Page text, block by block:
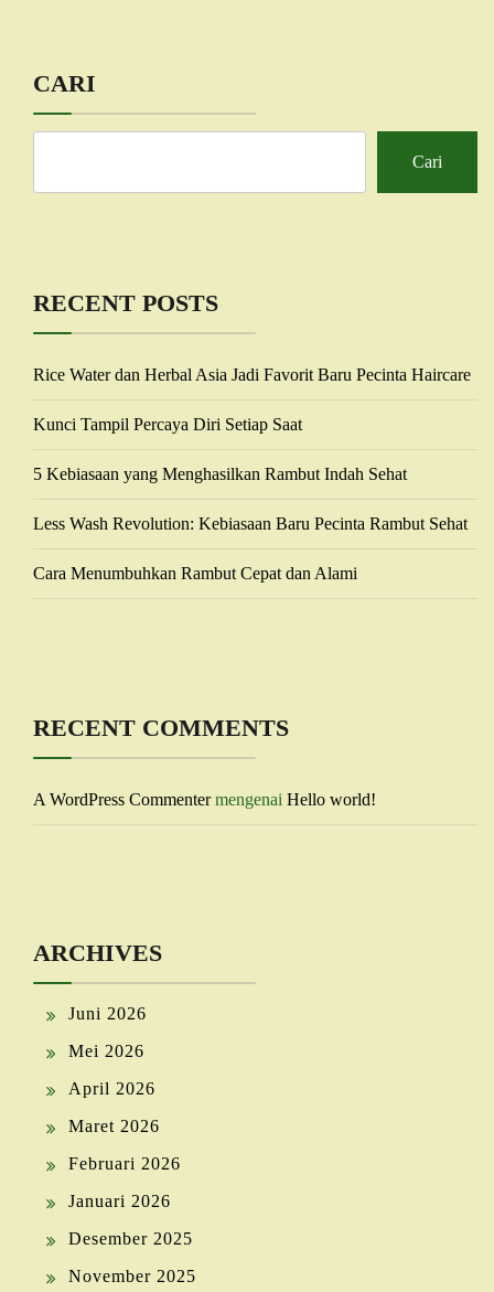
CARI
Cari
RECENT POSTS
Rice Water dan Herbal Asia Jadi Favorit Baru Pecinta Haircare
Kunci Tampil Percaya Diri Setiap Saat
5 Kebiasaan yang Menghasilkan Rambut Indah Sehat
Less Wash Revolution: Kebiasaan Baru Pecinta Rambut Sehat
Cara Menumbuhkan Rambut Cepat dan Alami
RECENT COMMENTS
A WordPress Commentermengenai Hello world!
ARCHIVES
Juni 2026
Mei 2026
April 2026
Maret 2026
Februari 2026
Januari 2026
Desember 2025
November 2025